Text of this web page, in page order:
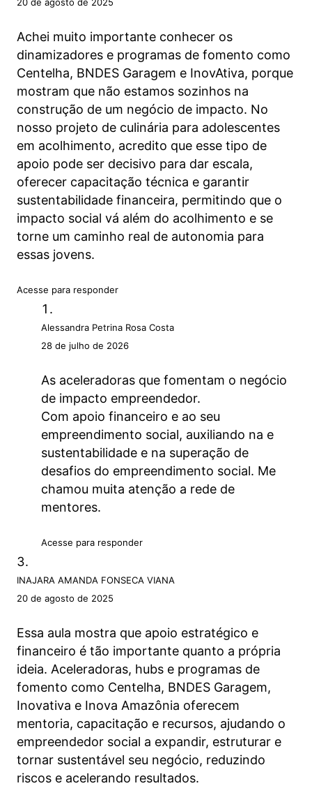
Achei muito importante conhecer os
dinamizadores e programas de fomento como
Centelha, BNDES Garagem e InovAtiva, porque
mostram que não estamos sozinhos na
construção de um negócio de impacto. No
nosso projeto de culinária para adolescentes
em acolhimento, acredito que esse tipo de
apoio pode ser decisivo para dar escala,
oferecer capacitação técnica e garantir
sustentabilidade financeira, permitindo que o
impacto social vá além do acolhimento e se
torne um caminho real de autonomia para
essas jovens.
Acesse para responder
Alessandra Petrina Rosa Costa
28 de julho de 2026
As aceleradoras que fomentam o negócio
de impacto empreendedor.
Com apoio financeiro e ao seu
empreendimento social, auxiliando na e
sustentabilidade e na superação de
desafios do empreendimento social. Me
chamou muita atenção a rede de
mentores.
Acesse para responder
INAJARA AMANDA FONSECA VIANA
20 de agosto de 2025
Essa aula mostra que apoio estratégico e
financeiro é tão importante quanto a própria
ideia. Aceleradoras, hubs e programas de
fomento como Centelha, BNDES Garagem,
Inovativa e Inova Amazônia oferecem
mentoria, capacitação e recursos, ajudando o
empreendedor social a expandir, estruturar e
tornar sustentável seu negócio, reduzindo
riscos e acelerando resultados.